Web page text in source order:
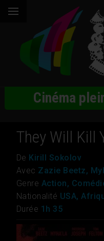
Cinéma
They Will Kill
De Kirill Sokolov
Avec Zazie Beetz,
Genre Action,
Nationalité USA,
Durée 1h 35